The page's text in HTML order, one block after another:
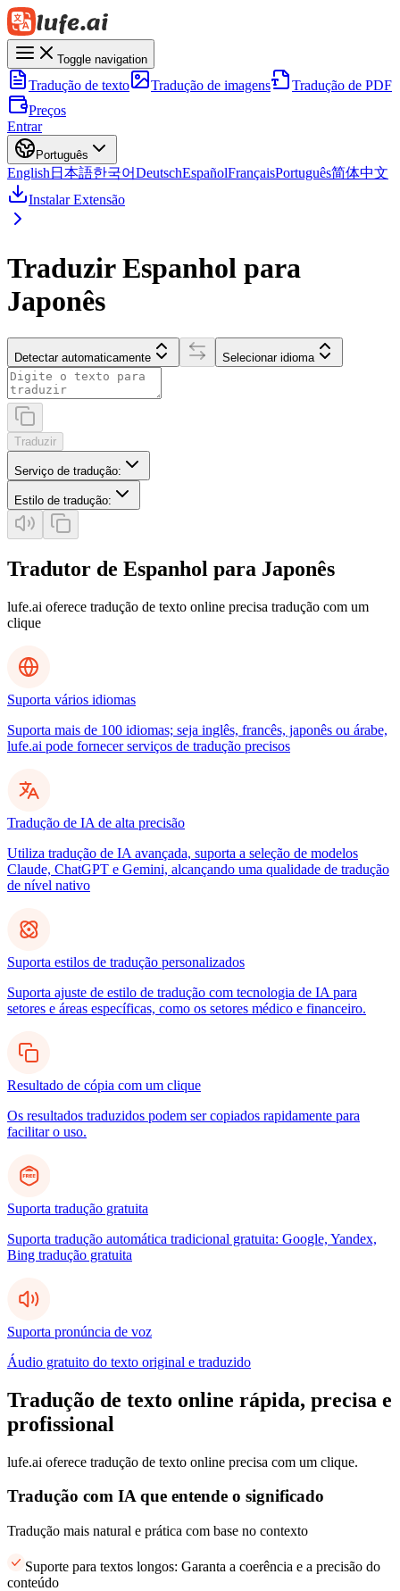
Toggle navigation
Tradução de texto Tradução de imagens
Tradução de PDF
Preços
Entrar
Português
English 日本語한국어DeutschEspañolFrançaisPortuguês简体中文
Instalar Extensão
Traduzir Espanhol para
Japonês
Detectar automaticamente Selecionar idioma
Traduzir
Serviço de tradução:
Estilo de tradução:
Tradutor de Espanhol para Japonês
lufe.ai oferece tradução de texto online precisa tradução com um
clique
Suporta vários idiomas
Suporta mais de 100 idiomas; seja inglês, francês, japonês ou árabe,
lufe.ai pode fornecer serviços de tradução precisos
Tradução de IA de alta precisão
Utiliza tradução de IA avançada, suporta a seleção de modelos
Claude, ChatGPT e Gemini, alcançando uma qualidade de tradução
de nível nativo
Suporta estilos de tradução personalizados
Suporta ajuste de estilo de tradução com tecnologia de IA para
setores e áreas específicas, como os setores médico e financeiro.
Resultado de cópia com um clique
Os resultados traduzidos podem ser copiados rapidamente para
facilitar o uso.
Suporta tradução gratuita
Suporta tradução automática tradicional gratuita: Google, Yandex,
Bing tradução gratuita
Suporta pronúncia de voz
Áudio gratuito do texto original e traduzido
Tradução de texto online rápida, precisa e
profissional
lufe.ai oferece tradução de texto online precisa com um clique.
Tradução com IA que entende o significado
Tradução mais natural e prática com base no contexto
Suporte para textos longos: Garanta a coerência e a precisão do
conteúdo